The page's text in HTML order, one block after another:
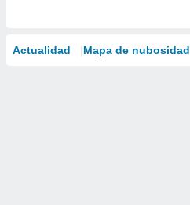
Actualidad Mapa de nubosidad